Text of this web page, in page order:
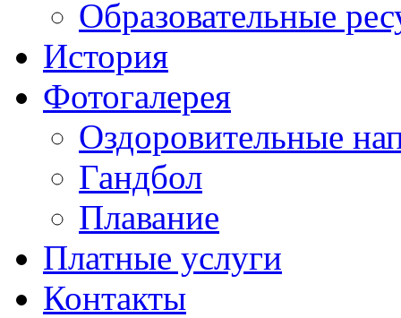
Образовательные
История
Фотогалерея
Оздоровительные
Гандбол
Плавание
Платные услуги
Контакты